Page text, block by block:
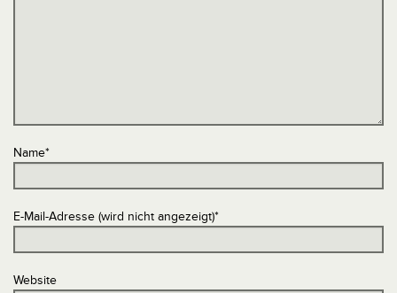
Name*
E-Mail-Adresse (wird nicht angezeigt)*
Website